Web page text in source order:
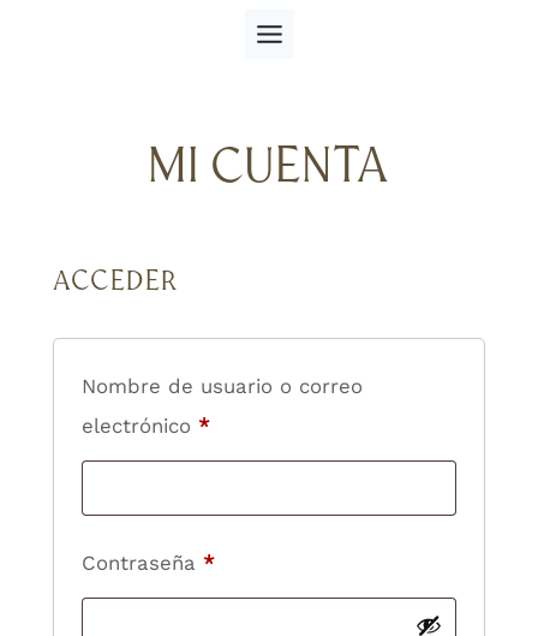
MI CUENTA
ACCEDER
Nombre de usuario o correo
electrónico *Obligatorio
Contraseña *Obligatorio